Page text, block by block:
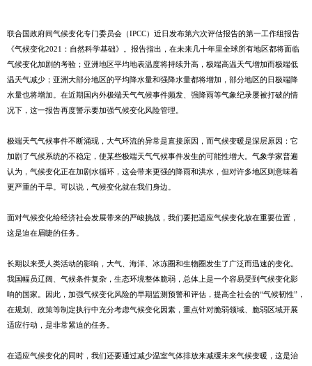
联合国政府间气候变化专门委员会（IPCC）近日发布第六次评估报告的第一工作组报告
《气候变化2021：自然科学基础》。报告指出，在未来几十年里全球所有地区都将面临
气候变化加剧的考验；亚洲地区平均地表温度将持续升高，极端高温天气增加而极端低
温天气减少；亚洲大部分地区的平均降水量和强降水量都将增加，部分地区的日极端降
水量也将增加。在近期国内外极端天气气候事件频发、强降雨等气象纪录屡被打破的情
况下，这一报告再度警示要加强气候变化风险管理。
极端天气气候事件不断涌现，大气环流的异常是直接原因，而气候变暖是深层原因：它
加剧了气候系统的不稳定，使某些极端天气气候事件发生的可能性增大。气象学家普遍
认为，气候变化正在加剧水循环，这会带来更强的降雨和洪水，但对许多地区则意味着
更严重的干旱。可以说，气候变化就在我们身边。
面对气候变化给经济社会发展带来的严峻挑战，我们要把适应气候变化放在重要位置，
这是迫在眉睫的任务。
长期以来受人类活动的影响，大气、海洋、冰冻圈和生物圈发生了广泛而迅速的变化。
我国幅员辽阔、气候条件复杂，生态环境整体脆弱，总体上是一个容易受到气候变化影
响的国家。因此，加强气候变化风险的早期监测预警和评估，提高全社会的“气候韧性”，
在规划、政策等制定执行中充分考虑气候变化因素，重点针对脆弱领域、脆弱区域开展
适应行动，是非常紧迫的任务。
在适应气候变化的同时，我们还要通过减少温室气体排放来减缓未来气候变暖，这是治